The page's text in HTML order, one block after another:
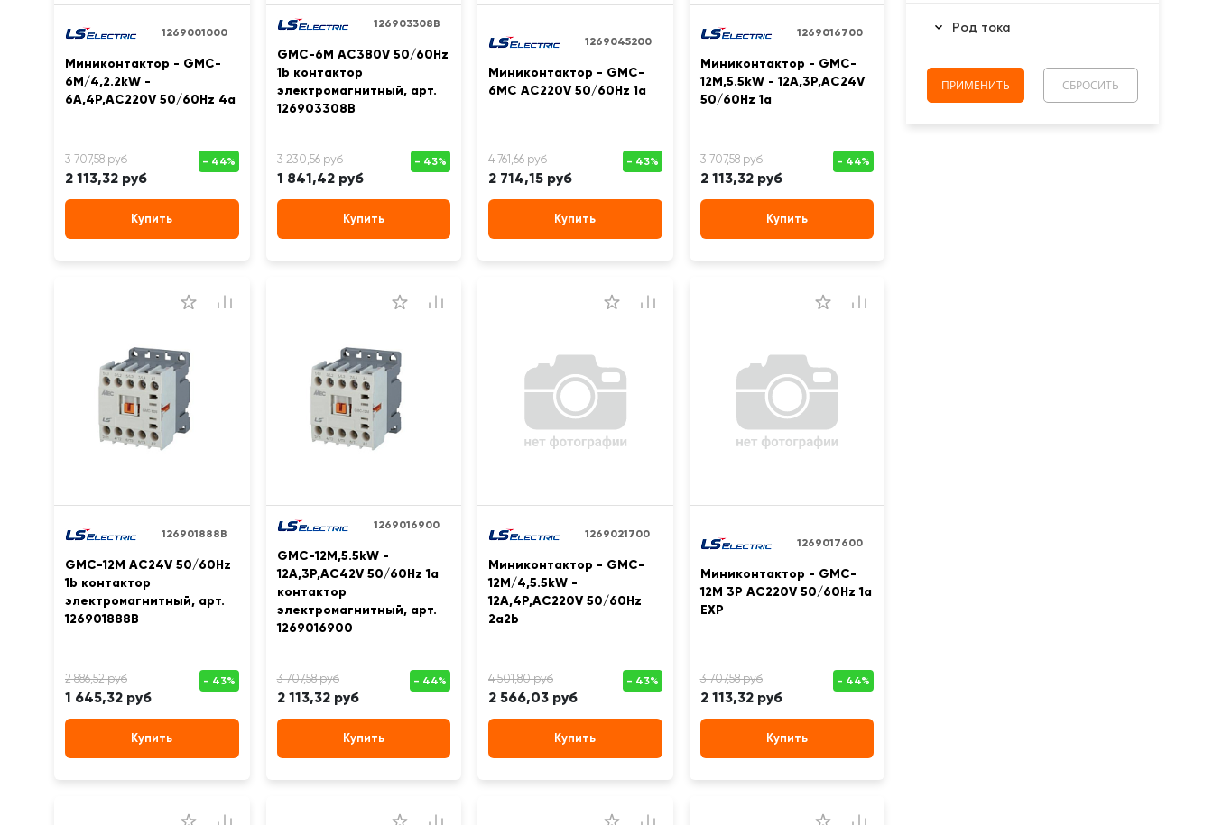
Род тока
1269001000
Миниконтактор - GMC-
6M/4,2.2kW -
6A,4P,AC220V 50/60Hz 4a
2 113,32 руб
Купить
126903308B
GMC-6M AC380V 50/60Hz
1b контактор
электромагнитный, арт.
126903308B
1 841,42 руб
Купить
1269045200
Миниконтактор - GMC-
6MC AC220V 50/60Hz 1a
2 714,15 руб
Купить
1269016700
Миниконтактор - GMC-
12M,5.5kW - 12A,3Р,AC24V
50/60Hz 1a
2 113,32 руб
Купить
126901888B
GMC-12M AC24V 50/60Hz
1b контактор
электромагнитный, арт.
126901888B
1 645,32 руб
Купить
1269016900
GMC-12M,5.5kW -
12A,3Р,AC42V 50/60Hz 1a
контактор
электромагнитный, арт.
1269016900
2 113,32 руб
Купить
1269021700
Миниконтактор - GMC-
12M/4,5.5kW -
12A,4Р,AC220V 50/60Hz
2a2b
2 566,03 руб
Купить
1269017600
Миниконтактор - GMC-
12M 3Р AC220V 50/60Hz 1a
EXP
2 113,32 руб
Купить